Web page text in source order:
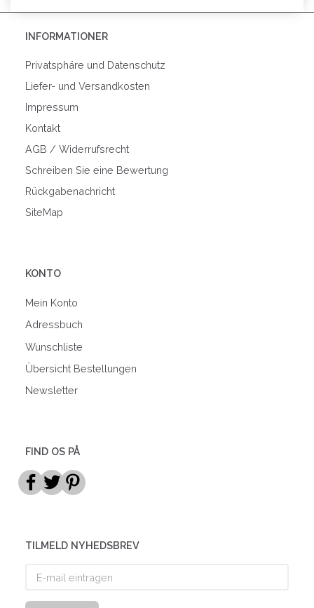
INFORMATIONER
Privatsphäre und Datenschutz
Liefer- und Versandkosten
Impressum
Kontakt
AGB / Widerrufsrecht
Schreiben Sie eine Bewertung
Rückgabenachricht
SiteMap
KONTO
Mein Konto
Adressbuch
Wunschliste
Übersicht Bestellungen
Newsletter
FIND OS PÅ
TILMELD NYHEDSBREV
mail